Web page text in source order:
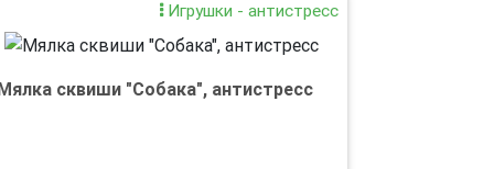
Игрушки - антистресс
сквиши "Собака", антистресс